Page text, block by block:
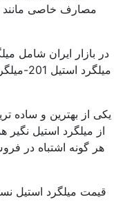
مصارف خاصی مانند
یکی از بهترین و ساده
از میلگرد استیل
هر گونه اشتباه در
قیمت میلگرد استیل